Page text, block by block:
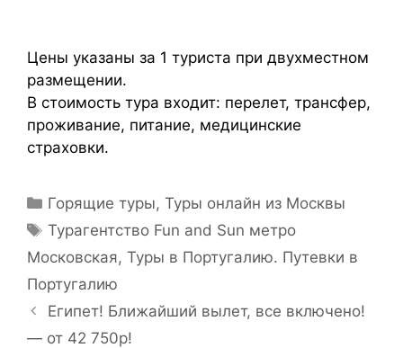
Цены указаны за 1 туриста при двухместном
размещении.
В стоимость тура входит: перелет, трансфер,
проживание, питание, медицинские
страховки.
Горящие туры,Туры онлайн из Москвы
Турагентство Fun and Sun метро
Московская, Туры в Португалию. Путевки в
Португалию
Египет! Ближайший вылет, все включено!
— от 42 750р!